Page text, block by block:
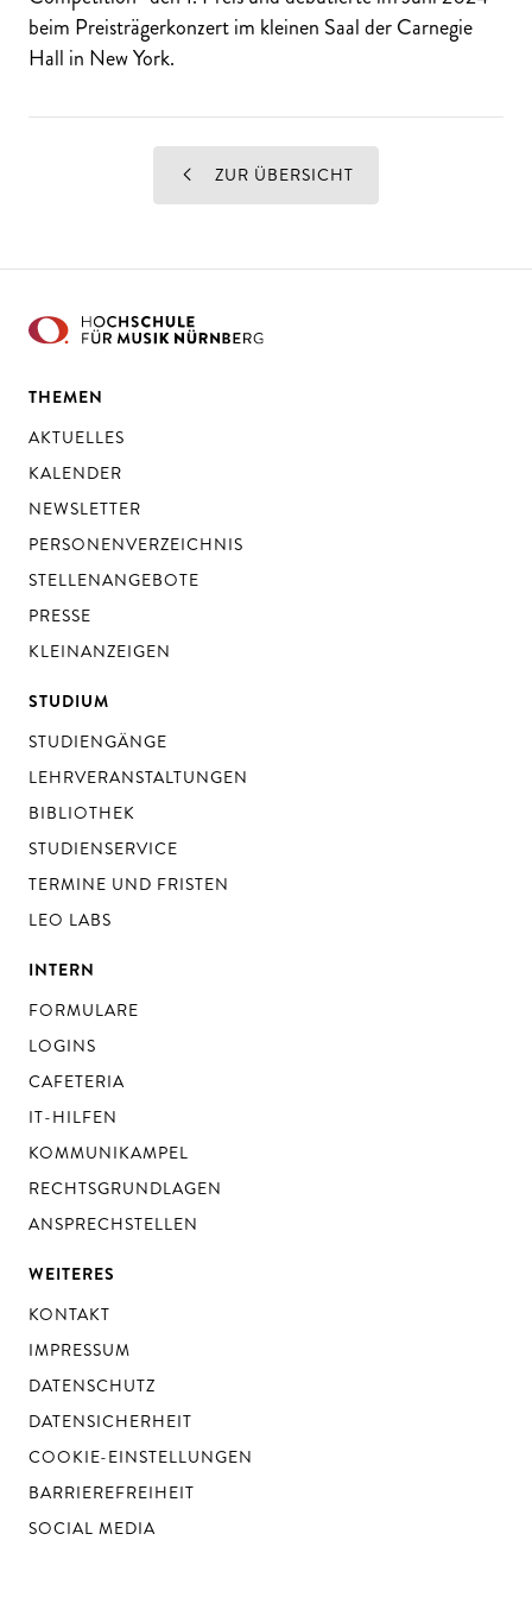
beim Preisträgerkonzert im kleinen Saal der Carnegie
Hall in New York.
ZUR ÜBERSICHT
THEMEN
AKTUELLES
KALENDER
NEWSLETTER
PERSONENVERZEICHNIS
STELLENANGEBOTE
PRESSE
KLEINANZEIGEN
STUDIUM
STUDIENGÄNGE
LEHRVERANSTALTUNGEN
BIBLIOTHEK
STUDIENSERVICE
TERMINE UND FRISTEN
LEO LABS
INTERN
FORMULARE
LOGINS
CAFETERIA
IT-HILFEN
KOMMUNIKAMPEL
RECHTSGRUNDLAGEN
ANSPRECHSTELLEN
WEITERES
KONTAKT
IMPRESSUM
DATENSCHUTZ
DATENSICHERHEIT
COOKIE-EINSTELLUNGEN
BARRIEREFREIHEIT
SOCIAL MEDIA